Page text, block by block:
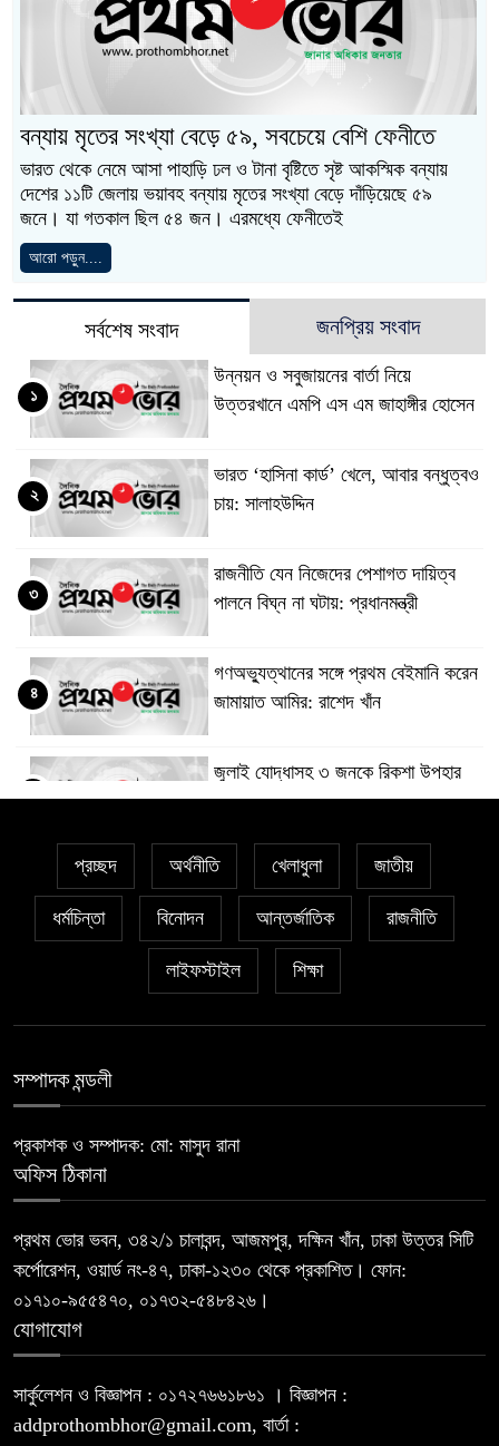
বন্যায় মৃতের সংখ্যা বেড়ে ৫৯, সবচেয়ে বেশি ফেনীতে
ভারত থেকে নেমে আসা পাহাড়ি ঢল ও টানা বৃষ্টিতে সৃষ্ট আকস্মিক বন্যায়
দেশের ১১টি জেলায় ভয়াবহ বন্যায় মৃতের সংখ্যা বেড়ে দাঁড়িয়েছে ৫৯
জনে। যা গতকাল ছিল ৫৪ জন। এরমধ্যে ফেনীতেই
আরো পড়ুন....
সর্বশেষ সংবাদ জনপ্রিয় সংবাদ
উন্নয়ন ও সবুজায়নের বার্তা নিয়ে
উত্তরখানে এমপি এস এম জাহাঙ্গীর হোসেন
১
ভারত ‘হাসিনা কার্ড’ খেলে, আবার বন্ধুত্বও
চায়: সালাহউদ্দিন
২
রাজনীতি যেন নিজেদের পেশাগত দায়িত্ব
পালনে বিঘ্ন না ঘটায়: প্রধানমন্ত্রী
৩
গণঅভ্যুত্থানের সঙ্গে প্রথম বেইমানি করেন
জামায়াত আমির: রাশেদ খাঁন
৪
জুলাই যোদ্ধাসহ ৩ জনকে রিকশা উপহার
প্রধানমন্ত্রীর
নারায়ণগঞ্জের স্বার্থে আমরা সবাই ঐক্যবদ্ধ:
দিপু ভূঁইয়া
Plinko-spillet – Alt du må vite å
kjenne til Om det fascinerende
casino-spillet
Completa al Nostro Passatempo
di Fortuna e Tattica
৮
Plinko – Najuzbudljivija Casino
Mehanikom
Dozwolone Casino Online:
১০
প্রচ্ছদ অর্থনীতি খেলাধুলা জাতীয়
ধর্মচিন্তা বিনোদন আন্তর্জাতিক রাজনীতি
লাইফস্টাইল শিক্ষা
সম্পাদক মন্ডলী
প্রকাশক ও সম্পাদক: মো: মাসুদ রানা
অফিস ঠিকানা
প্রথম ভোর ভবন, ৩৪২/১ চালাবন্দ, আজমপুর, দক্ষিন খাঁন, ঢাকা উত্তর সিটি
কর্পোরেশন, ওয়ার্ড নং-৪৭, ঢাকা-১২৩০ থেকে প্রকাশিত। ফোন:
০১৭১০-৯৫৫৪৭০, ০১৭৩২-৫৪৮৪২৬।
যোগাযোগ
সার্কুলেশন ও বিজ্ঞাপন : ০১৭২৭৬৬১৮৬১ । বিজ্ঞাপন :
addprothombhor@gmail.com, বার্তা :